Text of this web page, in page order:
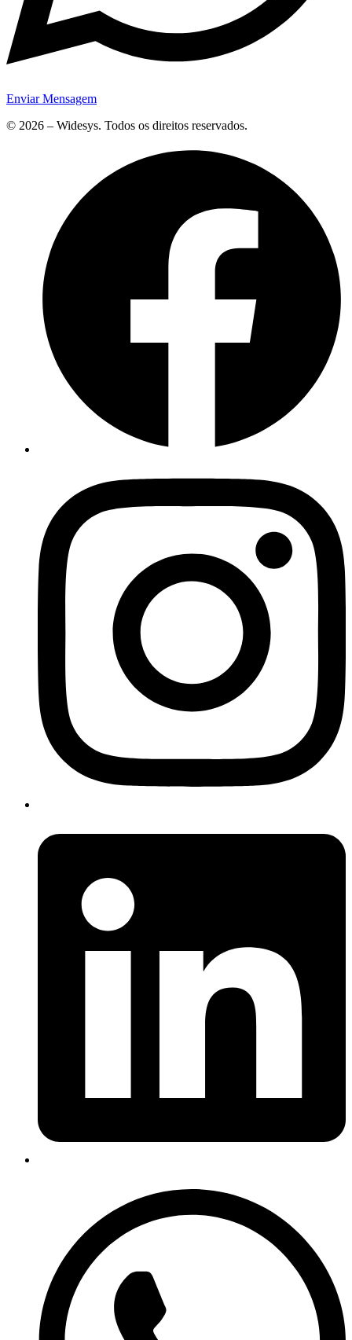
Enviar Mensagem
© 2026 – Widesys. Todos os direitos reservados.